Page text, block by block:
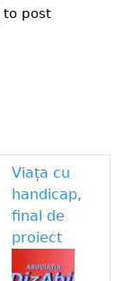
to post
Viața cu
handicap,
final de
proiect